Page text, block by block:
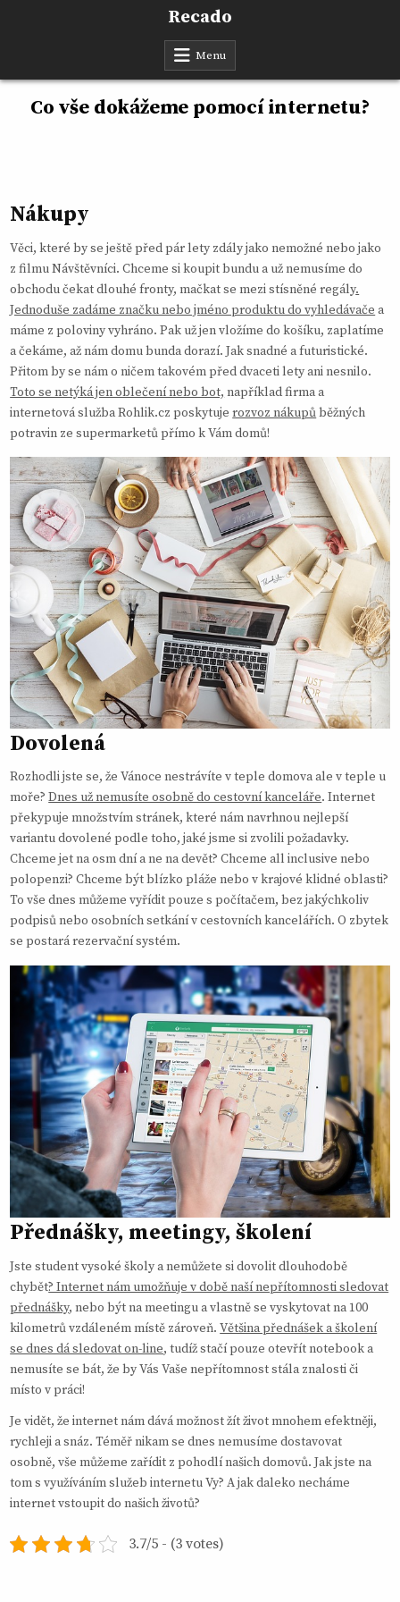
Recado
Menu
Co vše dokážeme pomocí internetu?
Nákupy
Věci, které by se ještě před pár lety zdály jako nemožné nebo jako
z filmu Návštěvníci. Chceme si koupit bundu a už nemusíme do
obchodu čekat dlouhé fronty, mačkat se mezi stísněné regály.
Jednoduše zadáme značku nebo jméno produktu do vyhledávače a
máme z poloviny vyhráno. Pak už jen vložíme do košíku, zaplatíme
a čekáme, až nám domu bunda dorazí. Jak snadné a futuristické.
Přitom by se nám o ničem takovém před dvaceti lety ani nesnilo.
Toto se netýká jen oblečení nebo bot, například firma a
internetová služba Rohlik.cz poskytujerozvoz nákupůběžných
potravin ze supermarketů přímo k Vám domů!
Dovolená
Rozhodli jste se, že Vánoce nestrávíte v teple domova ale v teple u
moře?Dnes už nemusíte osobně do cestovní kanceláře. Internet
překypuje množstvím stránek, které nám navrhnou nejlepší
variantu dovolené podle toho, jaké jsme si zvolili požadavky.
Chceme jet na osm dní a ne na devět? Chceme all inclusive nebo
polopenzi? Chceme být blízko pláže nebo v krajové klidné oblasti?
To vše dnes můžeme vyřídit pouze s počítačem, bez jakýchkoliv
podpisů nebo osobních setkání v cestovních kancelářích. O zbytek
se postará rezervační systém.
Přednášky, meetingy, školení
Jste student vysoké školy a nemůžete si dovolit dlouhodobě
chybět? Internet nám umožňuje v době naší nepřítomnosti sledovat
přednášky, nebo být na meetingu a vlastně se vyskytovat na 100
kilometrů vzdáleném místě zároveň.Většina přednášek a školení
se dnes dá sledovat on-line, tudíž stačí pouze otevřít notebook a
nemusíte se bát, že by Vás Vaše nepřítomnost stála znalosti či
místo v práci!
Je vidět, že internet nám dává možnost žít život mnohem efektněji,
rychleji a snáz. Téměř nikam se dnes nemusíme dostavovat
osobně, vše můžeme zařídit z pohodlí našich domovů. Jak jste na
tom s využíváním služeb internetu Vy? A jak daleko necháme
internet vstoupit do našich životů?
3.7/5 - (3 votes)